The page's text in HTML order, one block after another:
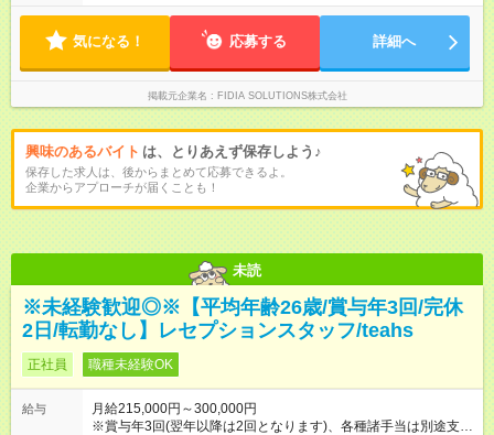
気になる！ 応募する 詳細へ
掲載元企業名 FIDIA SOLUTIONS株式会社
興味のあるバイト は、とりあえず保存しよう♪
保存した求人は、後からまとめて応募できるよ。
企業からアプローチが届くことも！
未読
※未経験歓迎◎※【平均年齢26歳/賞与年3回/完休
2日/転勤なし】レセプションスタッフ/teahs
正社員 職種未経験OK
給与
月給215,000円～300,000円
※賞与年3回(翌年以降は2回となります)、各種諸手当は別途支